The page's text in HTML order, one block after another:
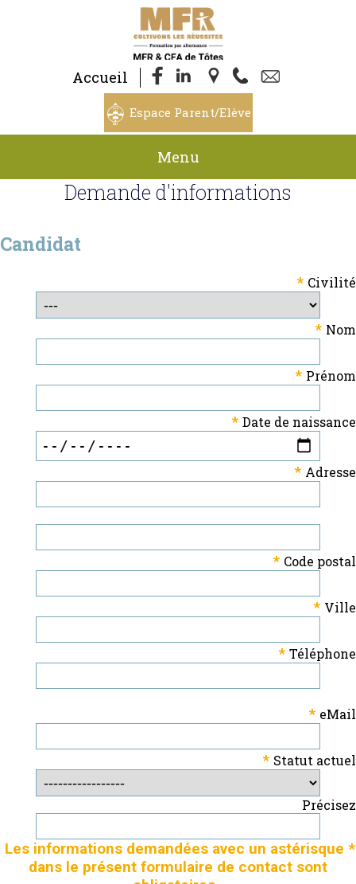
Accueil
Espace Parent/Elève
Menu
Demande d'informations
Candidat
* Civilité
* Nom
* Prénom
* Date de naissance
* Adresse
* Code postal
* Ville
* Téléphone
* eMail
* Statut actuel
Précisez
Les informations demandées avec un astérisque *
dans le présent formulaire de contact sont